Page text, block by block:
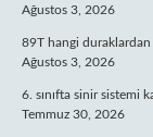
Ağustos 3, 2026
89T hangi duraklardan
Ağustos 3, 2026
6. sınıfta sinir sistemi
Temmuz 30, 2026